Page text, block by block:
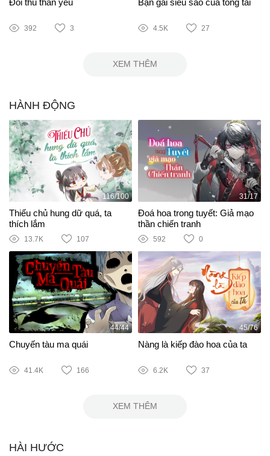
392 3 4.5K 27
XEM THÊM
HÀNH ĐỘNG
116/100
Thiếu chủ hung dữ quá, ta
thích lắm
13.7K 107
31/17
Đoá hoa trong tuyết: Giả mạo
thần chiến tranh
592 0
44/44
Chuyến tàu ma quái
41.4K 166
45/76
Nàng là kiếp đào hoa của ta
6.2K 37
XEM THÊM
HÀI HƯỚC